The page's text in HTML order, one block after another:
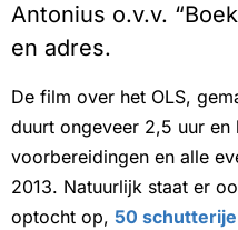
Antonius o.v.v.
en adres.
De film over het OLS,
duurt ongeveer 2,5 uur
voorbereidingen en alle
2013. Natuurlijk staat er
optocht op, 50